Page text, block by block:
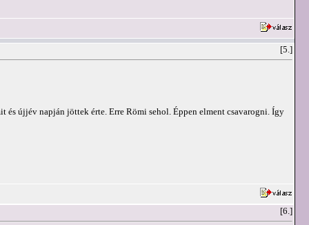
[5.]
újjév napján jöttek érte. Erre Römi sehol. Éppen elment csavarogni. Így
[6.]